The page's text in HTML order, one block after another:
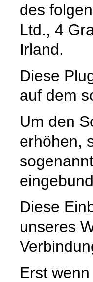
des
Ltd., 4
Irland.
Diese
auf dem
Um den
erhöhen,
Diese
unseres
Erst